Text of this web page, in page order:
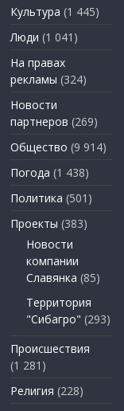
Культура (1 445)
Люди (1 041)
На правах
рекламы (324)
Новости
партнеров (269)
Общество (9 914)
Погода (1 438)
Политика (501)
Проекты (383)
Новости
компании
Славянка (85)
Территория
"Сибагро" (293)
Происшествия
(1 281)
Религия (228)